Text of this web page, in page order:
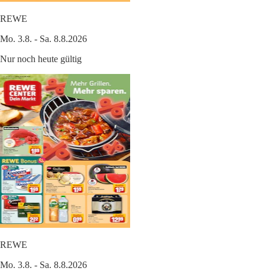
REWE
Mo. 3.8. - Sa. 8.8.2026
Nur noch heute gültig
REWE
Mo. 3.8. - Sa. 8.8.2026